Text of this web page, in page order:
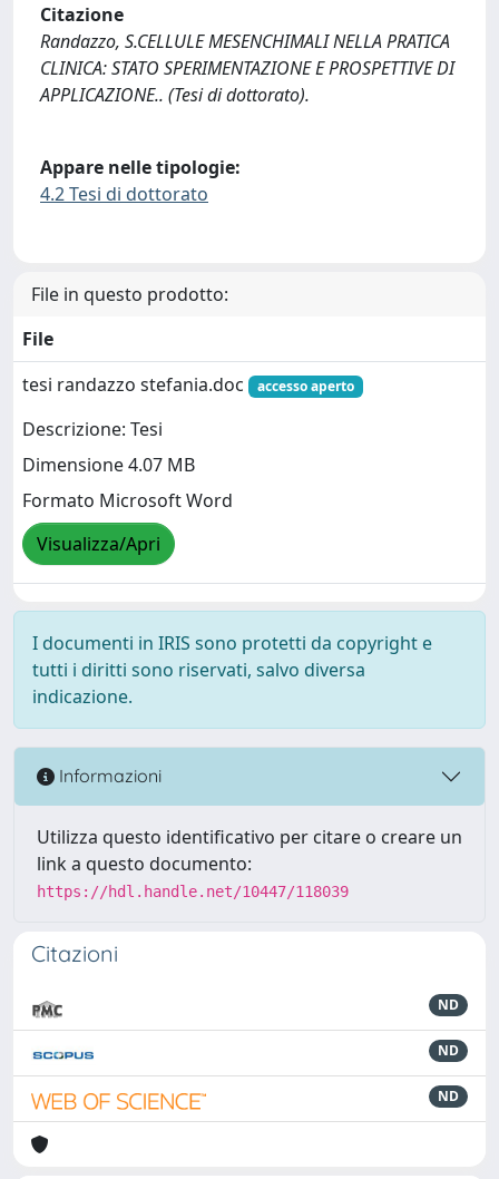
Citazione
Randazzo, S.CELLULE MESENCHIMALI NELLA PRATICA
CLINICA: STATO SPERIMENTAZIONE E PROSPETTIVE DI
APPLICAZIONE.. (Tesi di dottorato).
Appare nelle tipologie:
4.2 Tesi di dottorato
File in questo prodotto:
File
tesi randazzo stefania.doc
accesso aperto
Descrizione: Tesi
Dimensione 4.07 MB
Formato Microsoft Word
Visualizza/Apri
I documenti in IRIS sono protetti da copyright e
tutti i diritti sono riservati, salvo diversa
indicazione.
Informazioni
Utilizza questo identificativo per citare o creare un
link a questo documento:
https://hdl.handle.net/10447/118039
Citazioni
ND
ND
ND